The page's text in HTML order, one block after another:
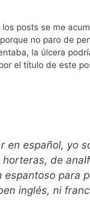
posts se me
no paro de
la úlcera
el título de este
en español, yo
de
para
inglés, ni